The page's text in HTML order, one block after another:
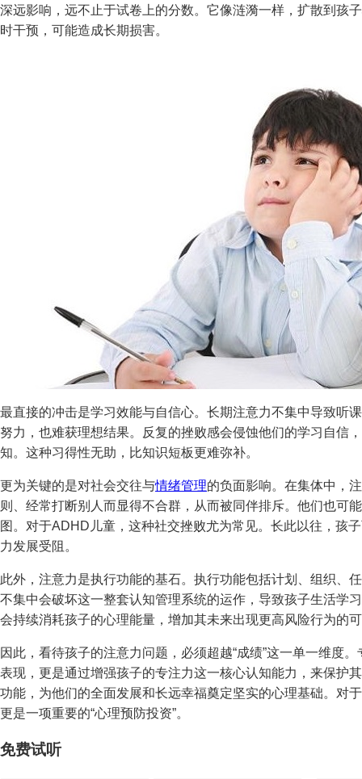
深远影响，远不止于试卷上的分数。它像涟漪一样，扩散到孩
时干预，可能造成长期损害。
最直接的冲击是学习效能与自信心。长期注意力不集中导致听
努力，也难获理想结果。反复的挫败感会侵蚀他们的学习自信
知。这种习得性无助，比知识短板更难弥补。
更为关键的是对社会交往与情绪管理的负面影响。在集体中，
则、经常打断别人而显得不合群，从而被同伴排斥。他们也可
图。对于ADHD儿童，这种社交挫败尤为常见。长此以往，孩
力发展受阻。
此外，注意力是执行功能的基石。执行功能包括计划、组织、
不集中会破坏这一整套认知管理系统的运作，导致孩子生活学
会持续消耗孩子的心理能量，增加其未来出现更高风险行为的
因此，看待孩子的注意力问题，必须超越“成绩”这一单一维度
表现，更是通过增强孩子的专注力这一核心认知能力，来保护
功能，为他们的全面发展和长远幸福奠定坚实的心理基础。对
更是一项重要的“心理预防投资”。
免费试听